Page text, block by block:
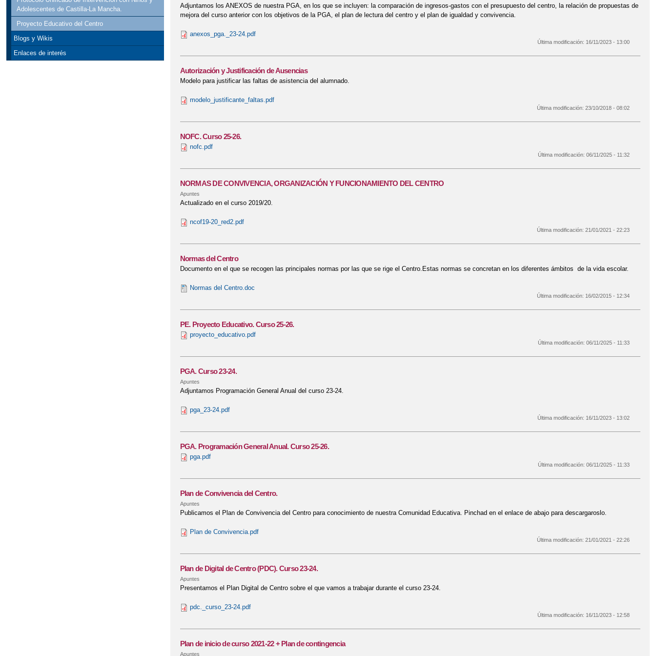
Adolescentes de Castilla-La Mancha.
Proyecto Educativo del Centro
Blogs y Wikis
Enlaces de interés
Adjuntamos los ANEXOS de nuestra PGA, en los que se incluyen: la comparación de ingresos-gastos con el presupuesto del centro, la relación de propuestas de
mejora del curso anterior con los objetivos de la PGA, el plan de lectura del centro y el plan de igualdad y convivencia.
anexos_pga._23-24.pdf
Última modificación: 16/11/2023 - 13:00
Autorización y Justificación de Ausencias
Modelo para justificar las faltas de asistencia del alumnado.
modelo_justificante_faltas.pdf
Última modificación:23/10/2018 - 08:02
NOFC. Curso 25-26.
nofc.pdf
Última modificación:06/11/2025 - 11:32
NORMAS DE CONVIVENCIA, ORGANIZACIÓN Y FUNCIONAMIENTO DEL CENTRO
Apuntes
Actualizado en el curso 2019/20.
ncof19-20_red2.pdf
Última modificación:21/01/2021 - 22:23
Normas del Centro
Documento en el que se recogen las principales normas por las que se rige el Centro.Estas normas se concretan en los diferentes ámbitos de la vida escolar.
Normas del Centro.doc
Última modificación: 16/02/2015 - 12:34
PE. Proyecto Educativo. Curso 25-26.
proyecto_educativo.pdf
Última modificación:06/11/2025 - 11:33
PGA. Curso 23-24.
Apuntes
Adjuntamos Programación General Anual del curso 23-24.
pga_23-24.pdf
Última modificación: 16/11/2023 - 13:02
PGA. Programación General Anual. Curso 25-26.
pga.pdf
Última modificación:06/11/2025 - 11:33
Plan de Convivencia del Centro.
Apuntes
Publicamos el Plan de Convivencia del Centro para conocimiento de nuestra Comunidad Educativa. Pinchad en el enlace de abajo para descargaroslo.
Plan de Convivencia.pdf
Última modificación:21/01/2021 - 22:26
Plan de Digital de Centro (PDC). Curso 23-24.
Apuntes
Presentamos el Plan Digital de Centro sobre el que vamos a trabajar durante el curso 23-24.
pdc._curso_23-24.pdf
Última modificación: 16/11/2023 - 12:58
Plan de inicio de curso 2021-22 + Plan de contingencia
Apuntes